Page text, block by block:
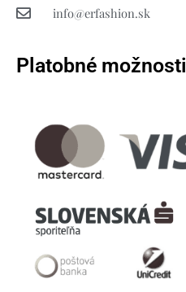
info@erfashion.sk
Platobné možnosti